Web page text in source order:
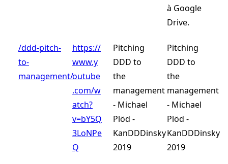
à Google
Drive.
/ddd-pitch-
to-
management/
https://
www.y
outube
.com/w
atch?
v=bY5Q
3LoNPe
Q
Pitching
DDD to
the
management
- Michael
Plöd -
KanDDDinsky
2019
Pitching
DDD to
the
management
- Michael
Plöd -
KanDDDinsky
2019